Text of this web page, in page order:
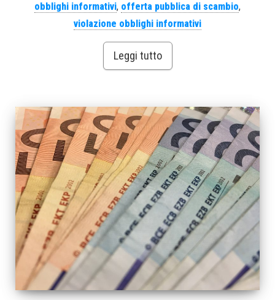
obblighi informativi, offerta pubblica di scambio,
violazione obblighi informativi
Leggi tutto